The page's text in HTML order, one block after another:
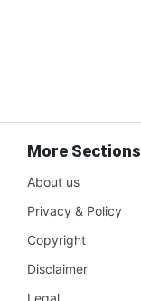
More Sections
About us
Privacy & Policy
Copyright
Disclaimer